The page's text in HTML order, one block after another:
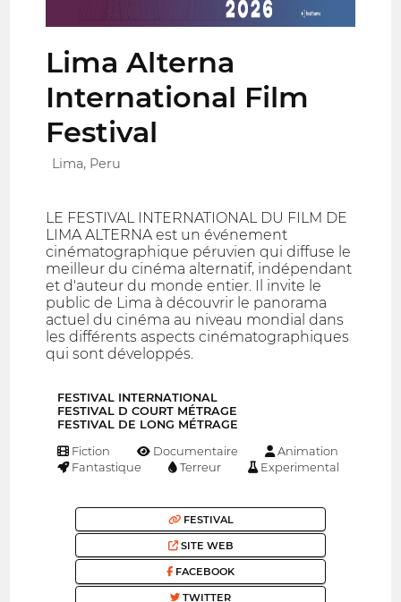
Lima Alterna
International Film
Festival
Lima, Peru
LE FESTIVAL INTERNATIONAL DU FILM DE
LIMA ALTERNA est un événement
cinématographique péruvien qui diffuse le
meilleur du cinéma alternatif, indépendant
et d'auteur du monde entier. Il invite le
public de Lima à découvrir le panorama
actuel du cinéma au niveau mondial dans
les différents aspects cinématographiques
qui sont développés.
FESTIVAL INTERNATIONAL
FESTIVAL D COURT MÉTRAGE
FESTIVAL DE LONG MÉTRAGE
Fiction Documentaire
Animation
Fantastique
Terreur Experimental
FESTIVAL
SITE WEB
FACEBOOK
TWITTER